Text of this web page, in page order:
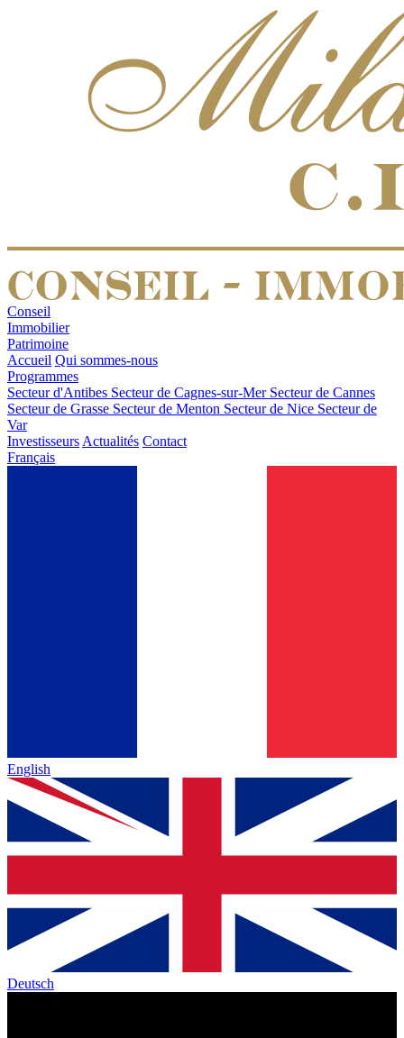
Conseil
Immobilier
Patrimoine
Accueil Qui sommes-nous
Programmes
Secteur d'Antibes Secteur de Cagnes-sur-Mer Secteur de Cannes
Secteur de Grasse Secteur de Menton Secteur de Nice Secteur de
Var
Investisseurs Actualités Contact
Français
English
Deutsch